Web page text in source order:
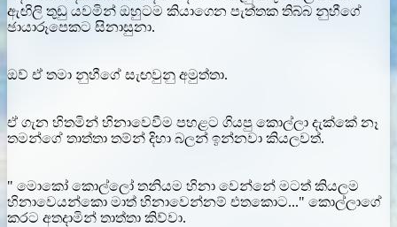
ඇඟිලි තුඩු යවමින් ඔහුටම කියාගෙන පැත්තක තිබ්බ නුහීගේ
ඡායාරූපෙකට සිනාසුනා.
ඔව් ඒ තමා නුහීගේ සැඟවුනු අමුත්තා.
ඒ ගැන හිතමින් හිනාවෙවීම පහළට ගියපු කොල්ලා දැක්කේ නෑ
තමන්ගේ තාත්තා තම්න් දිහා බලන් ඉන්නවා කියලවත්.
" මොකෝ කොල්ලෝ තනියම හිනා වෙන්නේ මටත් කියලම
හිනාවෙයන්කො මාත් හිනාවෙන්නම් එතකොට..." කොල්ලාගේ
කරට අතදාමින් තාත්තා කිව්වා.